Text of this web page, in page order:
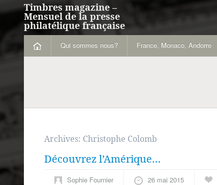
Timbres magazine –
Mensuel de la presse
philatélique française
Qui sommes nous? France, Monaco, Andorre
Archives: Christophe Colomb
Découvrez l’Amérique…
Sophie Fournier 26 mai 2015